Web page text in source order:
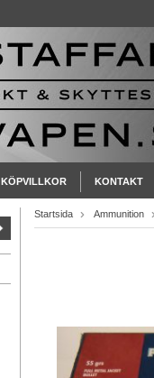
KÖPVILLKOR KONTAKT
Startsida Ammunition